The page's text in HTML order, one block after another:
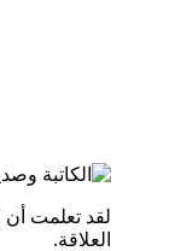
لقد تعلمت أن
العلاقة.